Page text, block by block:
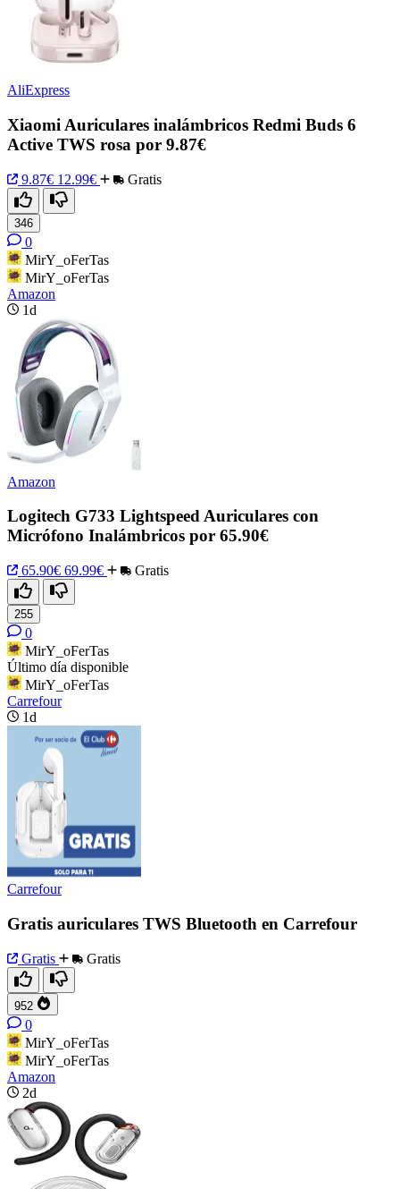
AliExpress
Xiaomi Auriculares inalámbricos Redmi Buds 6
Active TWS rosa por 9.87€
9.87€ 12.99€ Gratis
346
0
MirY_oFerTas
MirY_oFerTas
Amazon
1d
Amazon
Logitech G733 Lightspeed Auriculares con
Micrófono Inalámbricos por 65.90€
65.90€ 69.99€ Gratis
255
0
MirY_oFerTas
Último día disponible
MirY_oFerTas
Carrefour
1d
Carrefour
Gratis auriculares TWS Bluetooth en Carrefour
Gratis Gratis
952
0
MirY_oFerTas
MirY_oFerTas
Amazon
2d